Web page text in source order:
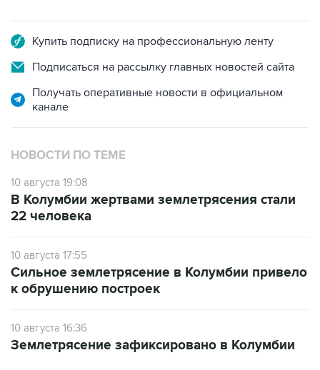
Купить подписку на профессиональную ленту
Подписаться на рассылку главных новостей сайта
Получать оперативные новости в официальном
канале
НОВОСТИ ПО ТЕМЕ
10 августа 19:08
В Колумбии жертвами землетрясения стали
22 человека
10 августа 17:55
Сильное землетрясение в Колумбии привело
к обрушению построек
10 августа 16:36
Землетрясение зафиксировано в Колумбии